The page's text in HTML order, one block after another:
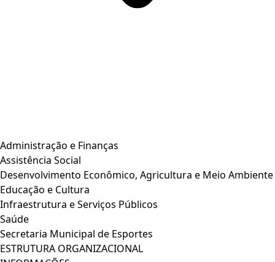
Administração e Finanças
Assistência Social
Desenvolvimento Econômico, Agricultura e Meio Ambiente
Educação e Cultura
Infraestrutura e Serviços Públicos
Saúde
Secretaria Municipal de Esportes
ESTRUTURA ORGANIZACIONAL